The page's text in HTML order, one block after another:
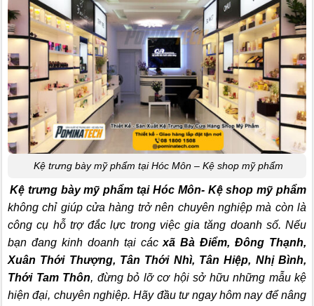
Kệ trưng bày mỹ phẩm tại Hóc Môn – Kệ shop mỹ phẩm
Kệ trưng bày mỹ phẩm tại Hóc Môn- Kệ shop mỹ phẩm
không chỉ giúp cửa hàng trở nên chuyên nghiệp mà còn là
công cụ hỗ trợ đắc lực trong việc gia tăng doanh số. Nếu
bạn đang kinh doanh tại cácxã Bà Điểm, Đông Thạnh,
Xuân Thới Thượng, Tân Thới Nhì, Tân Hiệp, Nhị Bình,
Thới Tam Thôn, đừng bỏ lỡ cơ hội sở hữu những mẫu kệ
hiện đại, chuyên nghiệp. Hãy đầu tư ngay hôm nay để nâng